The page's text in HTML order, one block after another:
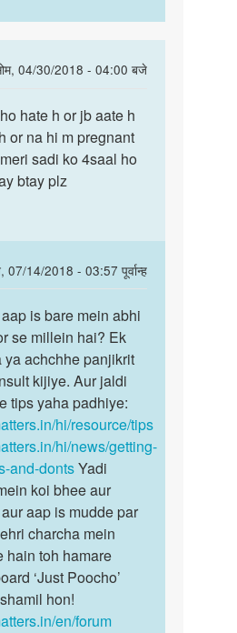
04/30/2018 - 04:00 बजे
hate h or jb aate h
or na hi m pregnant
sadi ko 4saal ho
btay plz
07/14/2018 - 03:57 पूर्वान्ह
is bare mein abhi
se millein hai? Ek
achchhe panjikrit
kijiye. Aur jaldi
tips yaha padhiye:
hi/resource/tips
hi/news/getting-
and-dontsYadi
koi bhee aur
aap is mudde par
charcha mein
hain toh hamare
‘Just Poocho’
hon!
en/forum